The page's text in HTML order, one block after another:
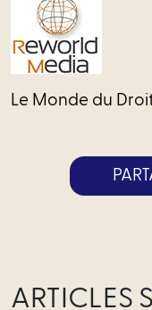
Le Monde du
ARTICLES